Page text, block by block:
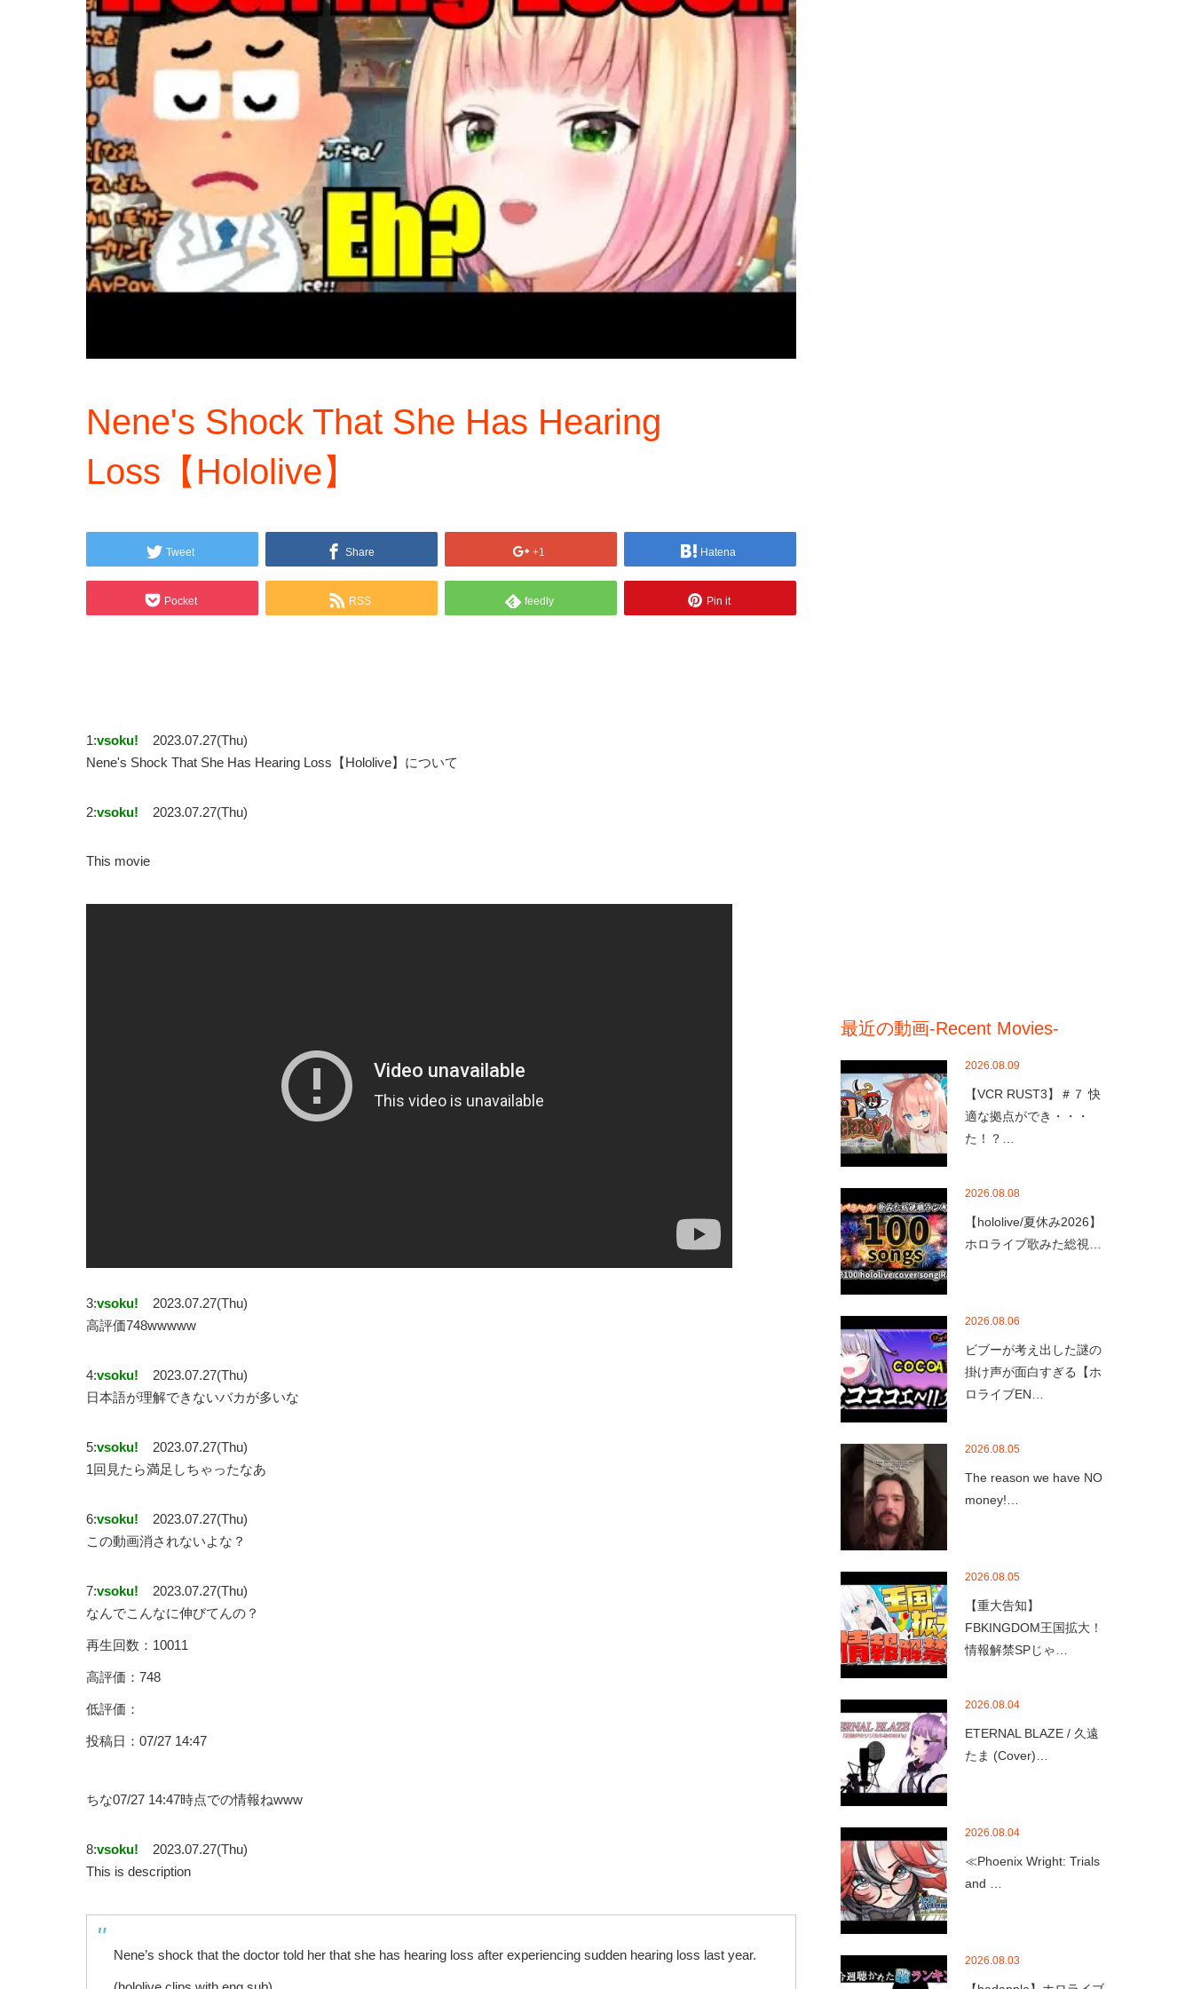
Nene's Shock That She Has Hearing
Loss【Hololive】
Tweet Share +1 Hatena
Pocket RSS feedly Pin it
1:vsoku!
2023.07.27(Thu)
Nene's Shock That She Has Hearing Loss【Hololive】について
2:vsoku! 2023.07.27(Thu)
This movie
3:vsoku!
2023.07.27(Thu)
高評価748wwwww
4:vsoku!
2023.07.27(Thu)
日本語が理解できないバカが多いな
5:vsoku!
2023.07.27(Thu)
1回見たら満足しちゃったなあ
6:vsoku!
2023.07.27(Thu)
この動画消されないよな？
7:vsoku!
2023.07.27(Thu)
なんでこんなに伸びてんの？
再生回数：10011
高評価：748
低評価：
投稿日：07/27 14:47
ちな07/27 14:47時点での情報ねwww
8:vsoku!
2023.07.27(Thu)
This is description
Nene’s shock that the doctor told her that she has hearing loss after experiencing sudden hearing loss last year.
最近の動画-Recent Movies-
2026.08.09
【VCR RUST3】＃７ 快
適な拠点ができ・・・
た！？…
2026.08.08
【hololive/夏休み2026】
ホロライブ歌みた総視…
2026.08.06
ビブーが考え出した謎の
掛け声が面白すぎる【ホ
ロライブEN…
2026.08.05
The reason we have NO
money!…
2026.08.05
【重大告知】
FBKINGDOM王国拡大！
情報解禁SPじゃ…
2026.08.04
ETERNAL BLAZE / 久遠
たま (Cover)…
2026.08.04
≪Phoenix Wright: Trials
and …
2026.08.03